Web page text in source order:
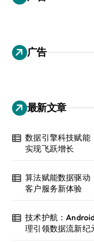
广告
最新文章
数据引擎科技赋能
实现飞跃增长
算法赋能数据驱动
客户服务新体验
技术护航：
理引领数据流新纪